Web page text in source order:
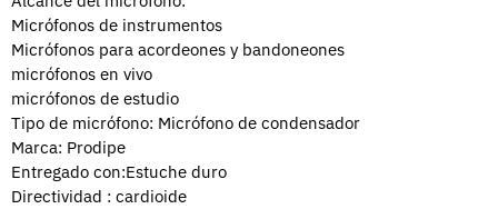
Micrófonos de instrumentos
Micrófonos para acordeones y bandoneones
micrófonos en vivo
micrófonos de estudio
Tipo de micrófono: Micrófono de condensador
Marca: Prodipe
Entregado con:Estuche duro
Directividad : cardioide